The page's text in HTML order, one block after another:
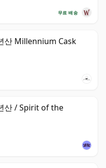
무료 배송
산 Millennium Cask
산 / Spirit of the